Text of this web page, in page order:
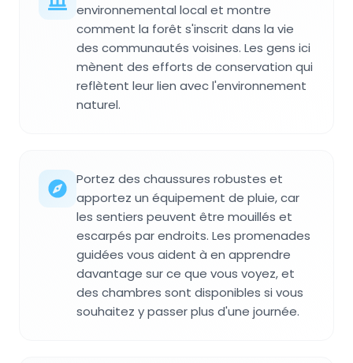
environnemental local et montre
comment la forêt s'inscrit dans la vie
des communautés voisines. Les gens ici
mènent des efforts de conservation qui
reflètent leur lien avec l'environnement
naturel.
Portez des chaussures robustes et
apportez un équipement de pluie, car
les sentiers peuvent être mouillés et
escarpés par endroits. Les promenades
guidées vous aident à en apprendre
davantage sur ce que vous voyez, et
des chambres sont disponibles si vous
souhaitez y passer plus d'une journée.